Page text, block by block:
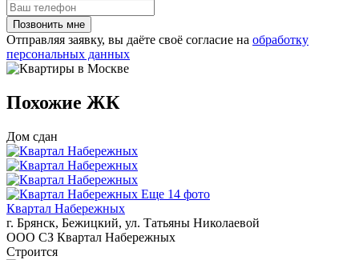
Отправляя заявку, вы даёте своё согласие на обработку
персональных данных
Похожие ЖК
Дом сдан
Еще 14 фото
Квартал Набережных
г. Брянск, Бежицкий, ул. Татьяны Николаевой
ООО СЗ Квартал Набережных
Строится